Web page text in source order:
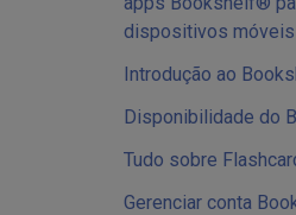
dispositivos
Introdução ao
Disponibilidade do
Tudo sobre
Gerenciar conta